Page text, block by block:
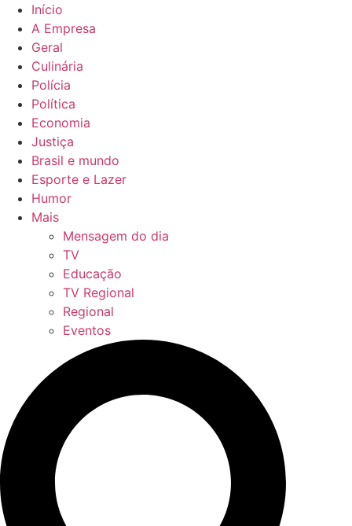
Início
A Empresa
Geral
Culinária
Polícia
Política
Economia
Justiça
Brasil e mundo
Esporte e Lazer
Humor
Mais
Mensagem do dia
TV
Educação
TV Regional
Regional
Eventos